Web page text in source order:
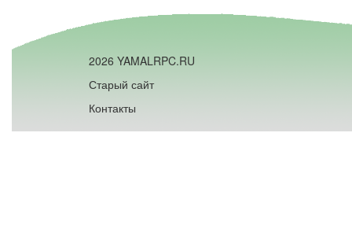
2026 YAMALRPC.RU
Старый сайт
Контакты